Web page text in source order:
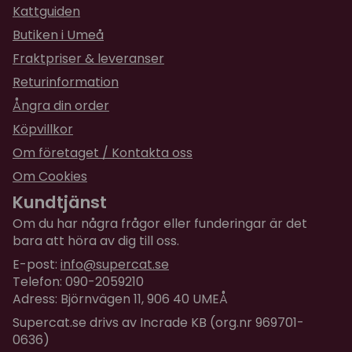
Ronja-Marie
för 2 år sedan
Mina katter älskar denna, så bra att det finns
refill!
Monica
för 2 år sedan
Den här är rolig, det svåra är att inte få den helt
demolerad för att den är så kul.
Camilla ★★ ★ ★ ★
Bästa leksaken för att spendera all överskotts
energi din katt har!
Det kommer att gå vilt till med en "Da Purr-
peller".
Kattguiden
Butiken i Umeå
Fraktpriser & leveranser
Returinformation
Ångra din order
Köpvillkor
Om företaget / Kontakta oss
Om Cookies
Kundtjänst
Om du har några frågor eller funderingar är det
bara att höra av dig till oss.
E-post: info@supercat.se
Telefon: 090-2059210
Adress: Björnvägen 11, 906 40 UMEÅ
Supercat.se drivs av Incrade KB (org.nr 969701-
0636)